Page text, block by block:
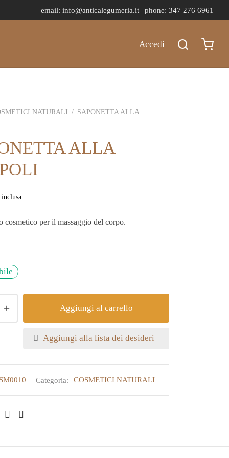
email: info@anticalegumeria.it | phone: 347 276 6961
Accedi
NATURALI / SAPONETTA ALLA
ALLA
cosmetico per il massaggio del corpo.
Aggiungi al carrello
Aggiungi alla lista dei desideri
Categoria: COSMETICI NATURALI